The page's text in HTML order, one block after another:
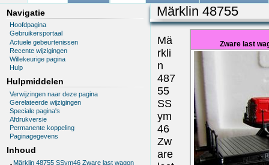
Navigatie
Hoofdpagina
Gebruikersportaal
Actuele gebeurtenissen
Recente wijzigingen
Willekeurige pagina
Hulp
Hulpmiddelen
Verwijzingen naar deze pagina
Gerelateerde wijzigingen
Speciale pagina's
Afdrukversie
Permanente koppeling
Paginagegevens
Inhoud
Märklin 48755 SSym46 Zware last wagon
Märklin 48755
Zware last
Mä
rkli
n
487
55
SS
ym
46
Zw
are